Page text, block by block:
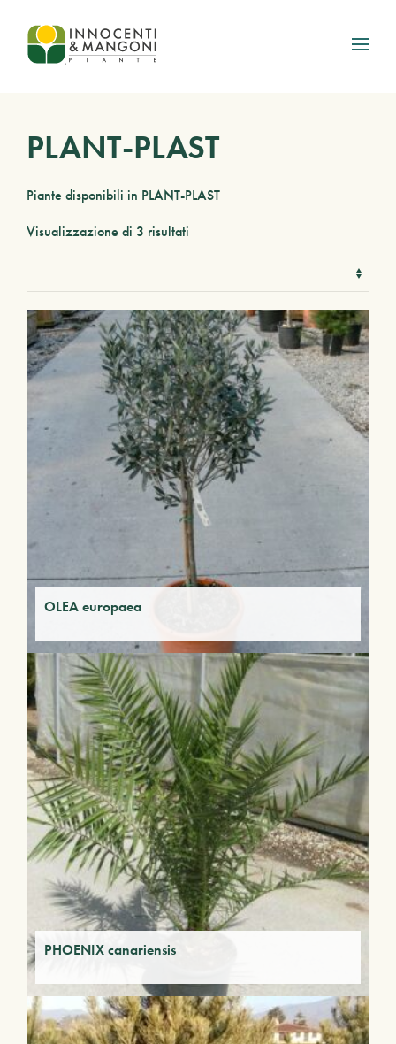
Skip to main content
PLANT-PLAST
Piante disponibili in PLANT-PLAST
Visualizzazione di 3 risultati
OLEA europaea
PHOENIX canariensis